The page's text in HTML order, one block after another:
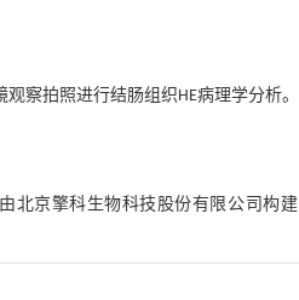
察拍照进行结肠组织HE病理学分析。
北京擎科生物科技股份有限公司构